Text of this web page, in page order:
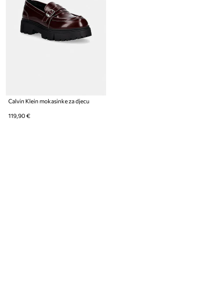
Calvin Klein mokasinke za djecu
119,90 €